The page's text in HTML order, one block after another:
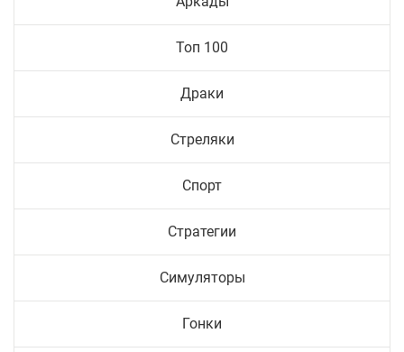
Топ 100
Драки
Стреляки
Спорт
Стратегии
Симуляторы
Гонки